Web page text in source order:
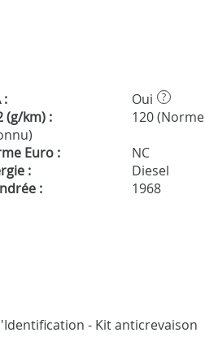
: Oui ?
(g/km) :
120 (Norme
Euro :
NC
:
Diesel
:
1968
- Kit anticrevaison